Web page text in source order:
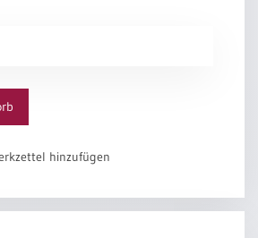
hinzufügen